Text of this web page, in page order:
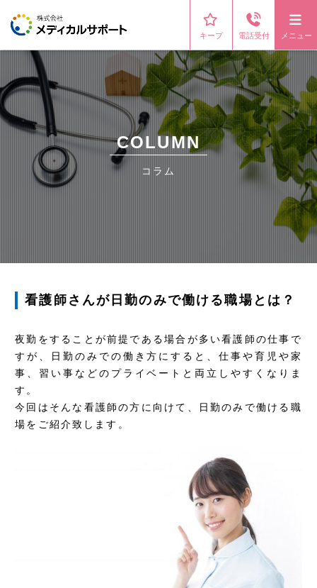
キープ 電話受付 メニュー
COLUMN
コラム
看護師さんが日勤のみで働ける職場とは？
夜勤をすることが前提である場合が多い看護師の仕事で
すが、日勤のみでの働き方にすると、仕事や育児や家
事、習い事などのプライベートと両立しやすくなりま
す。
今回はそんな看護師の方に向けて、日勤のみで働ける職
場をご紹介致します。